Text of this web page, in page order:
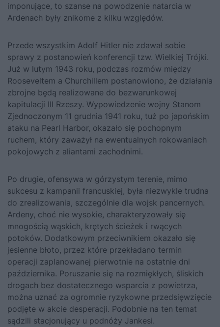
imponujące, to szanse na powodzenie natarcia w
Ardenach były znikome z kilku względów.
Przede wszystkim Adolf Hitler nie zdawał sobie
sprawy z postanowień konferencji tzw. Wielkiej Trójki.
Już w lutym 1943 roku, podczas rozmów między
Rooseveltem a Churchillem postanowiono, że działania
zbrojne będą realizowane do bezwarunkowej
kapitulacji III Rzeszy. Wypowiedzenie wojny Stanom
Zjednoczonym 11 grudnia 1941 roku, tuż po japońskim
ataku na Pearl Harbor, okazało się pochopnym
ruchem, który zaważył na ewentualnych rokowaniach
pokojowych z aliantami zachodnimi.
Po drugie, ofensywa w górzystym terenie, mimo
sukcesu z kampanii francuskiej, była niezwykle trudna
do zrealizowania, szczególnie dla wojsk pancernych.
Ardeny, choć nie wysokie, charakteryzowały się
mnogością wąskich, krętych ścieżek i rwących
potoków. Dodatkowym przeciwnikiem okazało się
jesienne błoto, przez które przekładano termin
operacji zaplanowanej pierwotnie na ostatnie dni
października. Poruszanie się na rozmiękłych, śliskich
drogach bez dostatecznego wsparcia z powietrza,
można uznać za ogromnie ryzykowne przedsięwzięcie
podjęte w akcie desperacji. Podobnie na ten temat
sądzili stacjonujący u podnóży Jankesi.